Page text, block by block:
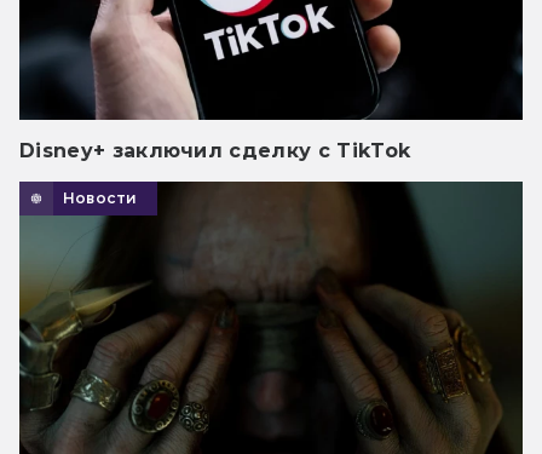
Disney+ заключил сделку с TikTok
Новости